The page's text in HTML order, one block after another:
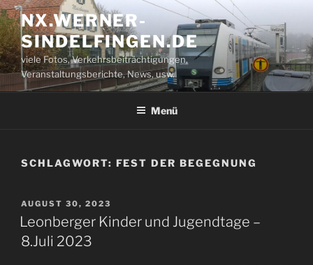
Zum
Inhalt
springen
NX.WERNER-
SINDELFINGEN.DE
viele Fotos, Verkehrsbeiträchtigungen,
Veranstaltungsberichte, News, usw.
Menü
SCHLAGWORT: FEST DER BEGEGNUNG
VERÖFFENTLICHT
AM
AUGUST 30, 2023
Leonberger Kinder und Jugendtage –
8.Juli 2023